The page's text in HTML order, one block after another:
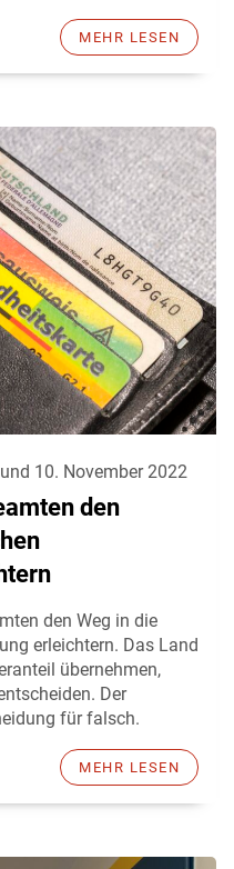
MEHR LESEN
10. November 2022
den
den Weg in die
erleichtern. Das Land
übernehmen,
Der
für falsch.
MEHR LESEN